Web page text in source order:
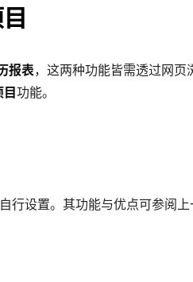
报表，这两种功能皆需透过网页
功能。
行设置。其功能与优点可参阅上